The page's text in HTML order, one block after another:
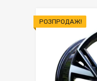
РОЗПРОДАЖ!